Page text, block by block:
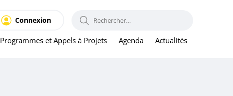
Programmes et Appels à Projets Agenda Actualités
Connexion RECHERCHER :